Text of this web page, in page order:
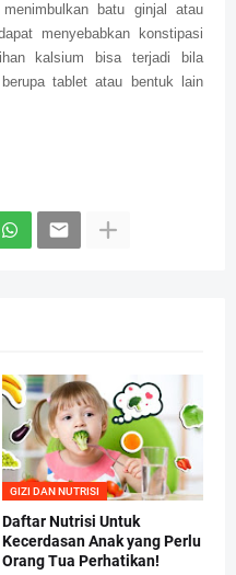
batu ginjal atau
menyebabkan konstipasi
kalsium bisa terjadi bila
tablet atau bentuk lain
GIZI DAN NUTRISI
Daftar Nutrisi Untuk
Kecerdasan Anak yang Perlu
Orang Tua Perhatikan!